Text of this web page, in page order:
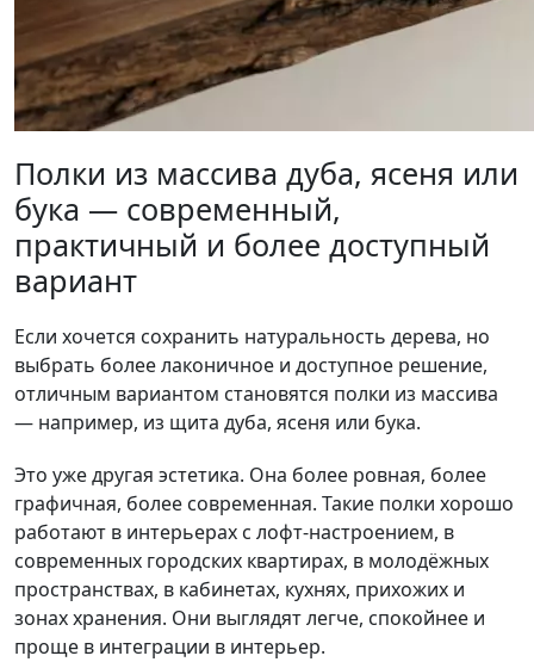
Полки из массива дуба, ясеня или
бука — современный,
практичный и более доступный
вариант
Если хочется сохранить натуральность дерева, но
выбрать более лаконичное и доступное решение,
отличным вариантом становятся полки из массива
— например, из щита дуба, ясеня или бука.
Это уже другая эстетика. Она более ровная, более
графичная, более современная. Такие полки хорошо
работают в интерьерах с лофт-настроением, в
современных городских квартирах, в молодёжных
пространствах, в кабинетах, кухнях, прихожих и
зонах хранения. Они выглядят легче, спокойнее и
проще в интеграции в интерьер.